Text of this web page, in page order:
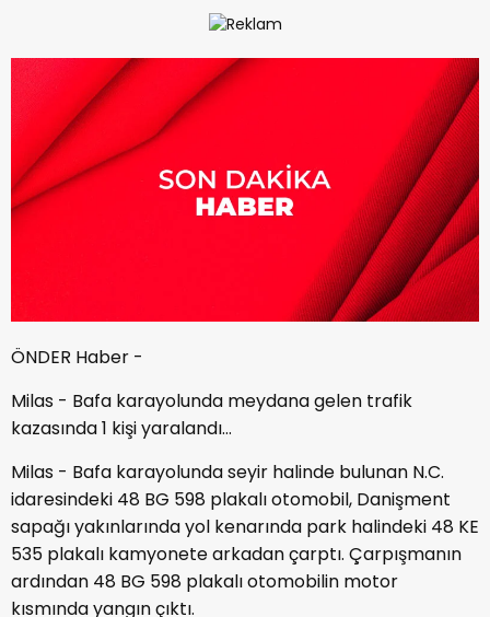
ÖNDER Haber -
Milas - Bafa karayolunda meydana gelen trafik
kazasında 1 kişi yaralandı…
Milas - Bafa karayolunda seyir halinde bulunan N.C.
idaresindeki 48 BG 598 plakalı otomobil, Danişment
sapağı yakınlarında yol kenarında park halindeki 48 KE
535 plakalı kamyonete arkadan çarptı. Çarpışmanın
ardından 48 BG 598 plakalı otomobilin motor
kısmında yangın çıktı.